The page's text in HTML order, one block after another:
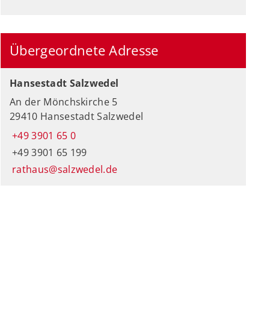
Übergeordnete Adresse
Hansestadt Salzwedel
An der Mönchskirche 5
29410 Hansestadt Salzwedel
+49 3901 65 0
+49 3901 65 199
rathaus@salzwedel.de